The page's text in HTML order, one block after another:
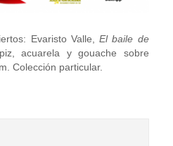
Evaristo Valle,El baile de
acuarela y gouache sobre
Colección particular.